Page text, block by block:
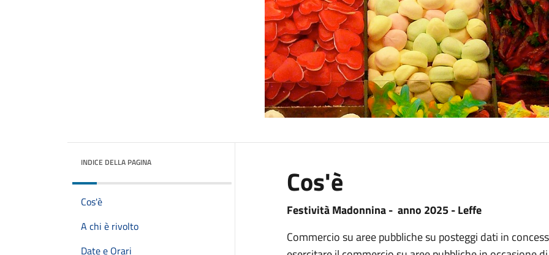
INDICE DELLA PAGINA
Cos'è
A chi è rivolto
Date e Orari
Cos'è
Festività Madonnina - anno 2025 - Leffe
Commercio su aree pubbliche su posteggi dati in